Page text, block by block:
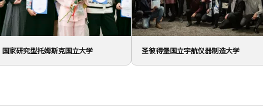
国家研究型托姆斯克国立大学 圣彼得堡国立宇航仪器制造大学